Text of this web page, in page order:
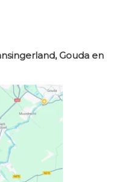
Gouda en